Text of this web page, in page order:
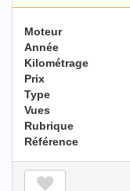
Moteur
Année
Kilométrage
Prix
Type
Vues
Rubrique
Référence